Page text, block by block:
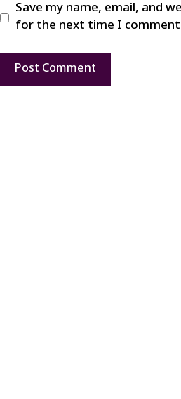
Save my name, email, and
for the next time I